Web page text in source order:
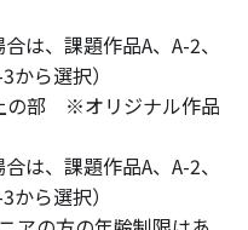
は、課題作品A、A-2、
ら選択）
の部 ※オリジナル作品
は、課題作品A、A-2、
ら選択）